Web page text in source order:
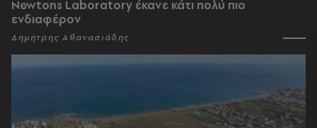
Newtons Laboratory έκανε κάτι πολύ πιο
ενδιαφέρον
Δημήτρης Αθανασιάδης